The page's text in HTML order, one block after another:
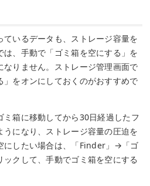
いるデータも、ストレージ容量を
、手動で「ゴミ箱を空にする」を
りません。ストレージ管理画面で
」をオンにしておくのがおすすめで
箱に移動してから30日経過したフ
うになり、ストレージ容量の圧迫を
にしたい場合は、「Finder」→「ゴ
クして、手動でゴミ箱を空にする